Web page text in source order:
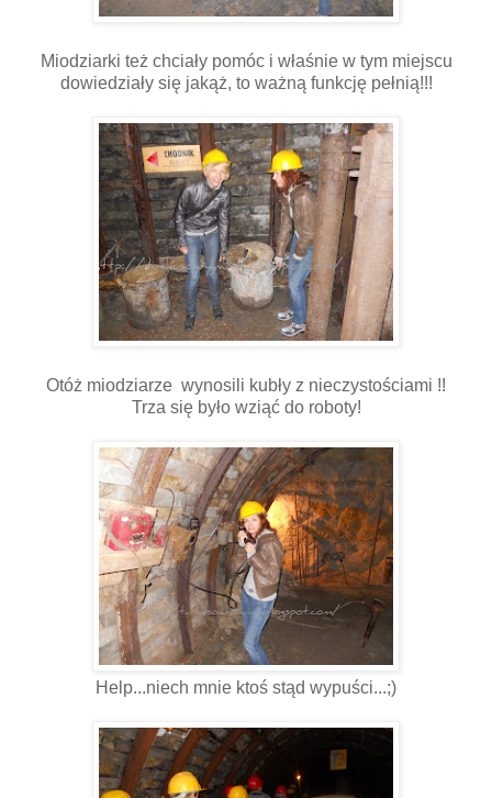
Miodziarki też chciały pomóc i właśnie w tym miejscu
dowiedziały się jakąż, to ważną funkcję pełnią!!!
Otóż miodziarze wynosili kubły z nieczystościami !!
Trza się było wziąć do roboty!
Help...niech mnie ktoś stąd wypuści...;)